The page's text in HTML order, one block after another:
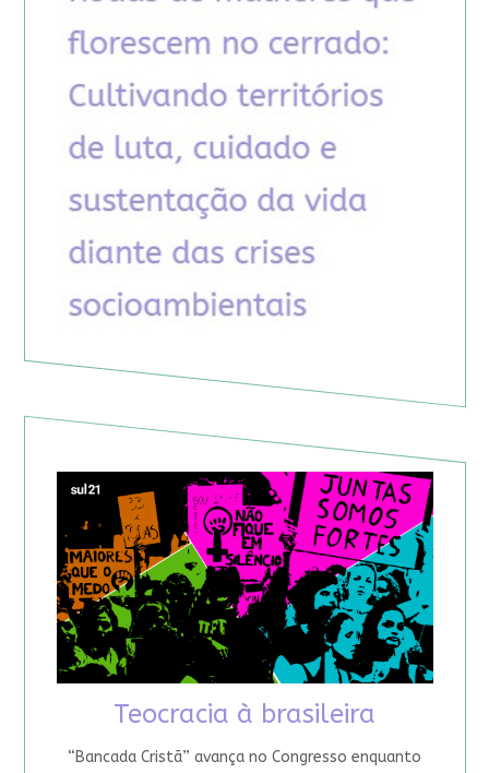
Teocracia à brasileira
“Bancada Cristã” avança no Congresso enquanto